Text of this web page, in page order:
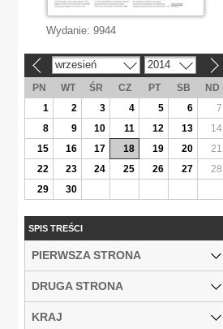
Wydanie: 9944
wrzesień 2014
PN WT ŚR CZ PT SB
ND
1
2 3 4 5 6
7
8
9 10 11 12 13
14
15
16 17 18 19 20
21
22
23 24 25 26 27
28
29
30
SPIS TREŚCI
PIERWSZA STRONA
DRUGA STRONA
KRAJ